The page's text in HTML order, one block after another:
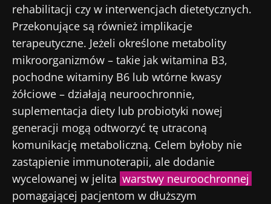
rehabilitacji czy w interwencjach dietetycznych.
Przekonujące są również implikacje
terapeutyczne. Jeżeli określone metabolity
mikroorganizmów – takie jak witamina B3,
pochodne witaminy B6 lub wtórne kwasy
żółciowe – działają neuroochronnie,
suplementacja diety lub probiotyki nowej
generacji mogą odtworzyć tę utraconą
komunikację metaboliczną. Celem byłoby nie
zastąpienie immunoterapii, ale dodanie
wycelowanej w jelita warstwy neuroochronnej
pomagającej pacjentom w dłuższym
BMI 20-35
23/07/2026
Wpływ
mikrobioty na
reprodukcyjne
Przeczytaj
artykuł
16/07/2026
Wewnętrzna
mikrobiota raka
jelita grubego
niezależnym
wskaźnikiem
prognostycznym?
Przeczytaj
artykuł